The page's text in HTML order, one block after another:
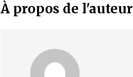
À propos de l'auteur